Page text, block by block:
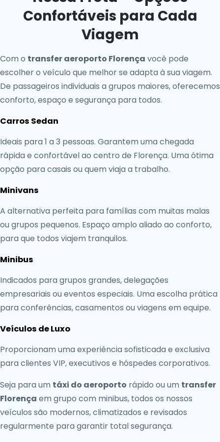
Confortáveis para Cada
Viagem
Com o transfer aeroporto Florença você pode
escolher o veículo que melhor se adapta à sua viagem.
De passageiros individuais a grupos maiores, oferecemos
conforto, espaço e segurança para todos.
Carros Sedan
Ideais para 1 a 3 pessoas. Garantem uma chegada
rápida e confortável ao centro de Florença. Uma ótima
opção para casais ou quem viaja a trabalho.
Minivans
A alternativa perfeita para famílias com muitas malas
ou grupos pequenos. Espaço amplo aliado ao conforto,
para que todos viajem tranquilos.
Minibus
Indicados para grupos grandes, delegações
empresariais ou eventos especiais. Uma escolha prática
para conferências, casamentos ou viagens em equipe.
Veículos de Luxo
Proporcionam uma experiência sofisticada e exclusiva
para clientes VIP, executivos e hóspedes corporativos.
Seja para um táxi do aeroporto rápido ou um transfer
Florença em grupo com minibus, todos os nossos
veículos são modernos, climatizados e revisados
regularmente para garantir total segurança.